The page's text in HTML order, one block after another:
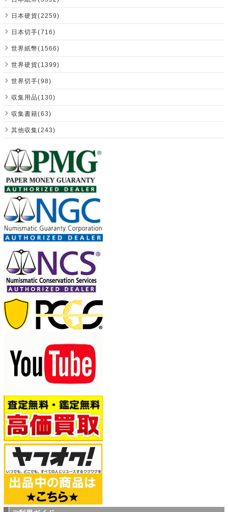
日本硬貨(2259)
日本切手(716)
世界紙幣(1566)
世界硬貨(1399)
世界切手(98)
収集用品(130)
収集書籍(63)
其他収集(243)